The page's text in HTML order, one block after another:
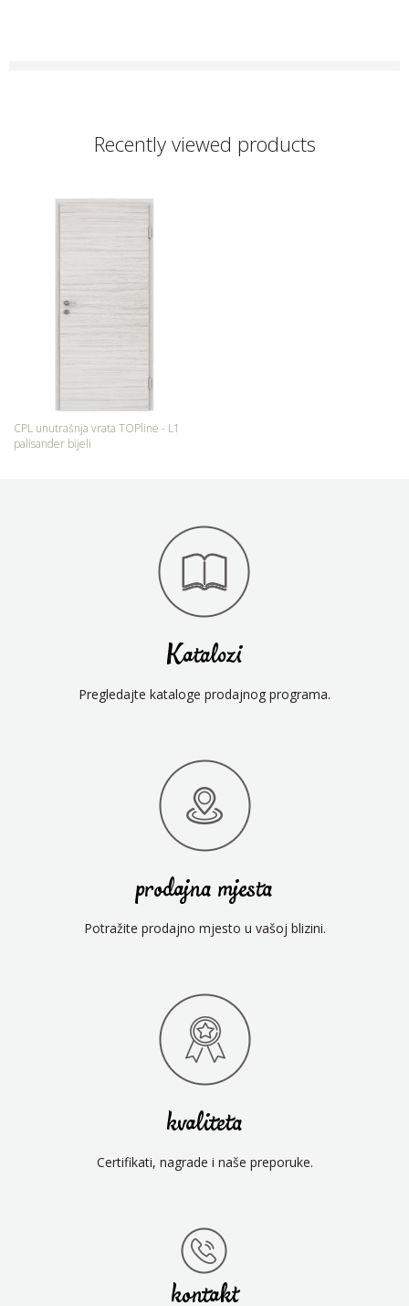
Recently viewed products
CPL unutrašnja vrata TOPline - L1
palisander bijeli
Katalozi
Pregledajte kataloge prodajnog programa.
prodajna mjesta
Potražite prodajno mjesto u vašoj blizini.
kvaliteta
Certifikati, nagrade i naše preporuke.
kontakt